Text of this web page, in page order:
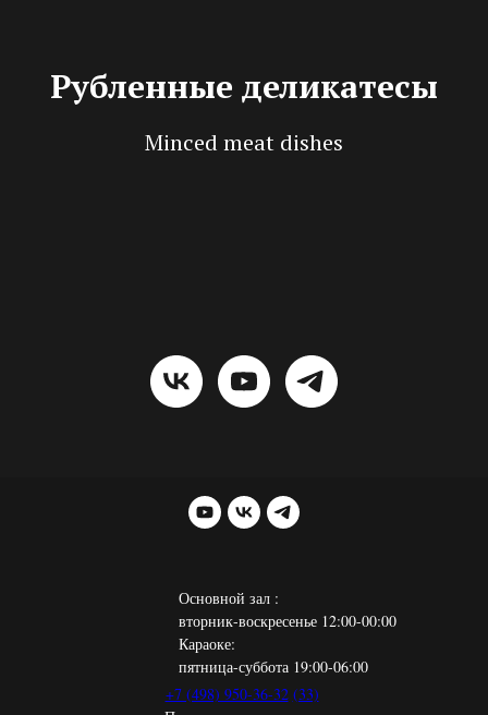
Рубленные деликатесы
Minced meat dishes
+7 (498) 950-36-32 (33)
Основной зал :
вторник-воскресенье 12:00-00:00
Караоке:
пятница-суббота 19:00-06:00